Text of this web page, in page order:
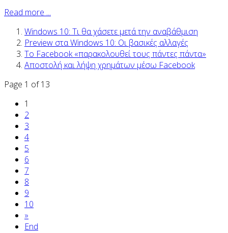
Read more ...
Windows 10: Τι θα χάσετε μετά την αναβάθμιση
Preview στα Windows 10: Οι βασικές αλλαγές
To Facebook «παρακολουθεί τους πάντες πάντα»
Αποστολή και λήψη χρημάτων μέσω Facebook
Page 1 of 13
1
2
3
4
5
6
7
8
9
10
»
End